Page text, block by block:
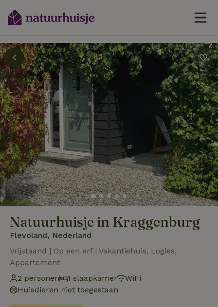
Natuurhuisje in Kraggenburg
Flevoland, Nederland
Vrijstaand | Op een erf | Vakantiehuis, Logies,
Appartement
2 personen
1 slaapkamer
WiFi
Huisdieren niet toegestaan